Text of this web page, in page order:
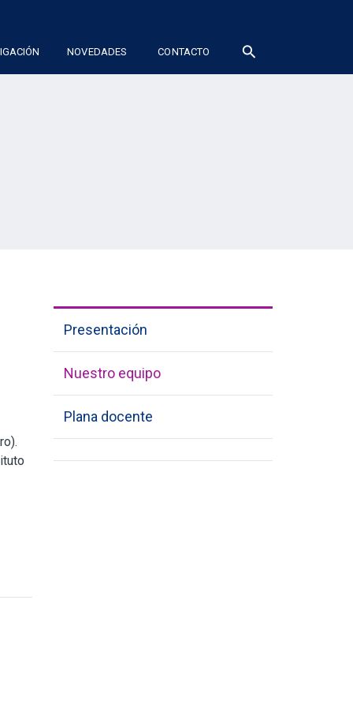
NOVEDADES CONTACTO search
Presentación
Nuestro equipo
Plana docente